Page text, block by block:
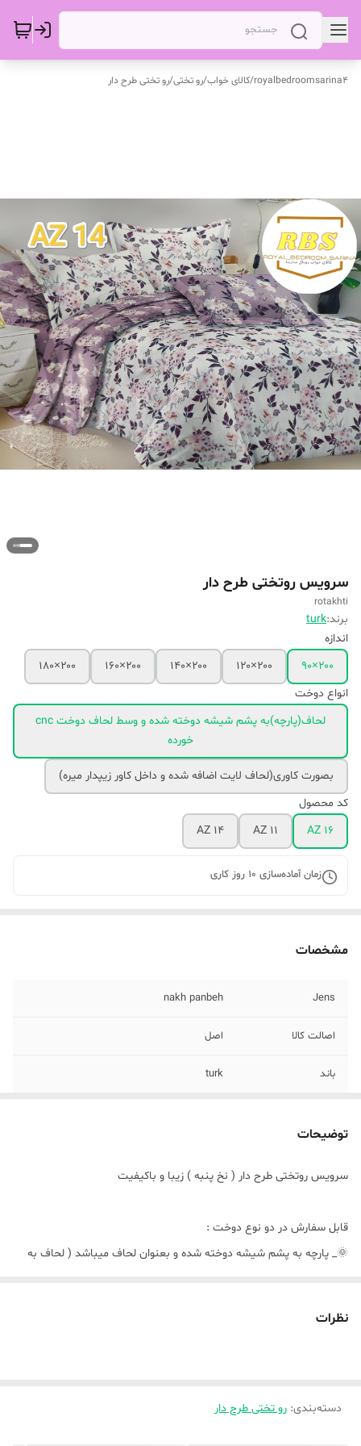
royalbedroomsarina4
/کالای خواب/رو تختی/رو تختی طرح دار
سرویس روتختی طرح دار
rotakhti
برند:turk
اندازه
۲۰۰×۹۰
۲۰۰×۱۲۰ ۲۰۰×۱۴۰ ۲۰۰×۱۶۰
۲۰۰×۱۸۰
انواع دوخت
لحاف(پارچه)به پشم شیشه دوخته شده و وسط لحاف دوخت cnc
خورده
بصورت کاوری(لحاف لایت اضافه شده و داخل کاور زیپدار میره)
کد محصول
AZ 16
AZ 11
AZ 14
زمان آماده‌سازی 10 روز کاری
مشخصات
Jens
nakh panbeh
اصالت کالا اصل
باند turk
توضیحات
سرویس روتختی طرح دار ( نخ پنبه ) زیبا و باکیفیت
قابل سفارش در دو نوع دوخت :
🌞_ پارچه به پشم شیشه دوخته شده و بعنوان لحاف میباشد ( لحاف به
که رویه از متیل فلامنت درجه یک هست ) داخل کاور زیپدار میره و هر چهار
نظرات
دسته‌بندی: رو تختی طرح دار